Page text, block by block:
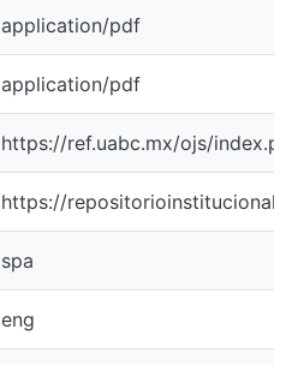
application/pdf
application/pdf
https://ref.uabc.mx/ojs/
https://
spa
eng